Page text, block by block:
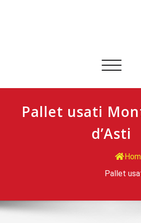
Commuta
Pallet usati
d’Asti
Pallet